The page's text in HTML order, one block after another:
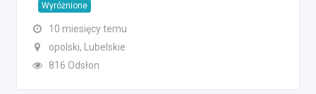
Wyróżnione
10 miesięcy temu
opolski, Lubelskie
816 Odsłon